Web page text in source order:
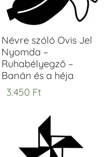
Névre szóló Ovis Jel
Nyomda –
Ruhabélyegző –
Banán és a héja
3.450 Ft